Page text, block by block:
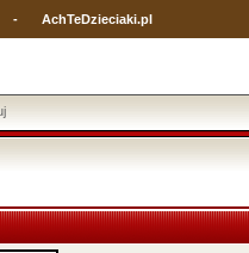
- AchTeDzieciaki.pl